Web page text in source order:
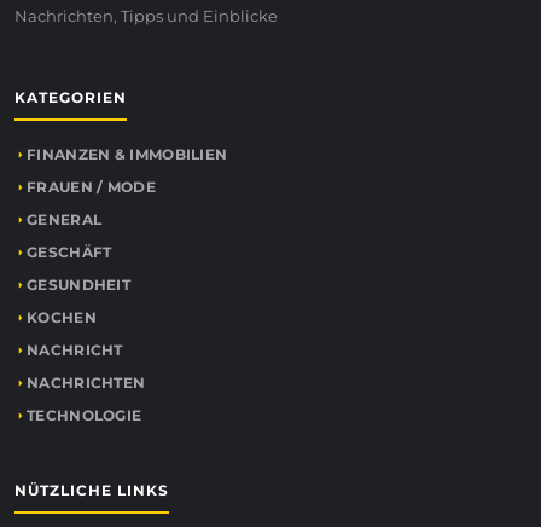
Nachrichten, Tipps und Einblicke
KATEGORIEN
FINANZEN & IMMOBILIEN
FRAUEN / MODE
GENERAL
GESCHÄFT
GESUNDHEIT
KOCHEN
NACHRICHT
NACHRICHTEN
TECHNOLOGIE
NÜTZLICHE LINKS